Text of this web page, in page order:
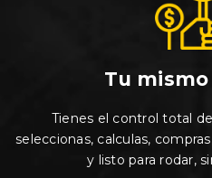
Tu
Tienes el control total
seleccionas, calculas,
y listo para rodar,